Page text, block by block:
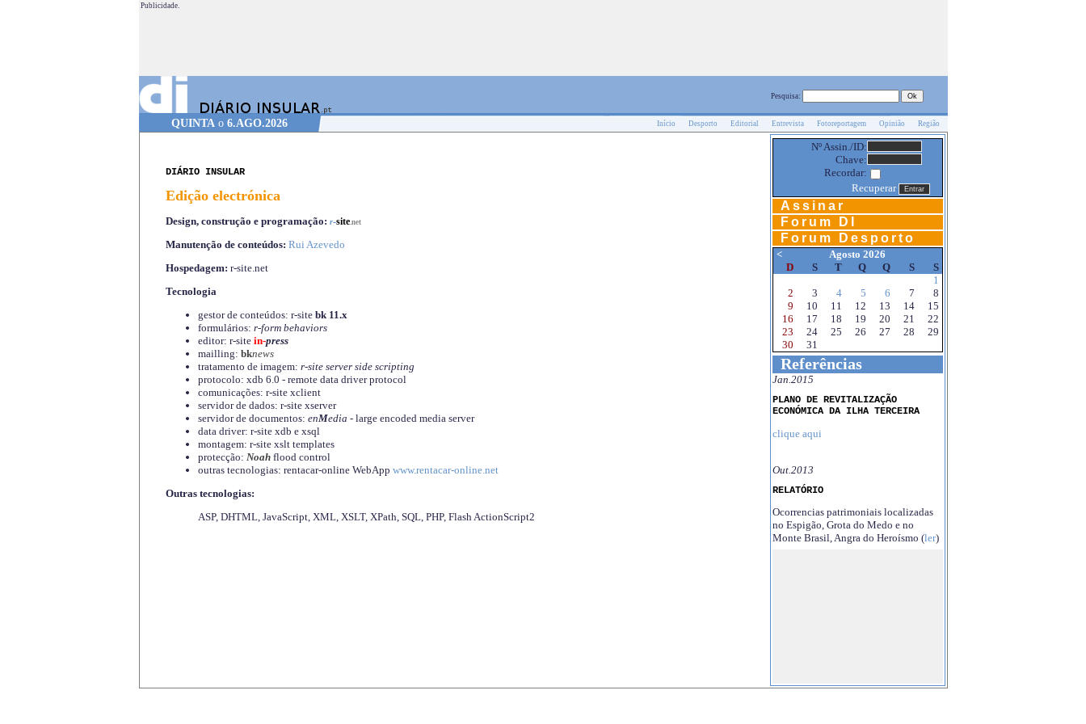
Publicidade.
Pesquisa:
QUINTA o 6.AGO.2026 Início Desporto Editorial Entrevista Fotoreportagem Opinião Região
DIÁRIO INSULAR
Edição electrónica
Design, construção e programação: r-site.net
Manutenção de conteúdos: Rui Azevedo
Hospedagem: r-site.net
Tecnologia
gestor de conteúdos: r-site bk 11.x
formulários: r-form behaviors
editor: r-site in-press
mailling: bknews
tratamento de imagem: r-site server side scripting
protocolo: xdb 6.0 - remote data driver protocol
comunicações: r-site xclient
servidor de dados: r-site xserver
servidor de documentos: enMedia - large encoded media server
data driver: r-site xdb e xsql
montagem: r-site xslt templates
protecção: Noahflood control
outras tecnologias: rentacar-online WebApp www.rentacar-online.net
Outras tecnologias:
ASP, DHTML, JavaScript, XML, XSLT, XPath, SQL, PHP, Flash ActionScript2
Nº Assin./ID:
Chave:
Recordar:
Recuperar
Assinar
Forum DI
Forum Desporto
<
Agosto 2026
D
S T Q Q S
S
1
2
3 4 5 6 7
8
9
10 11 12 13 14
15
16
17 18 19 20 21
22
23
24 25 26 27 28
29
30
31
Referências
Jan.2015
PLANO DE REVITALIZAÇÃO
ECONÓMICA DA ILHA TERCEIRA
clique aqui
Out.2013
RELATÓRIO
Ocorrencias patrimoniais localizadas
no Espigão, Grota do Medo e no
Monte Brasil, Angra do Heroísmo (ler)